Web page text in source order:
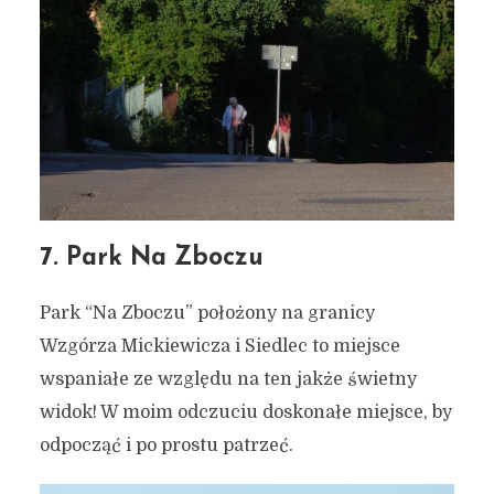
7. Park Na Zboczu
Park “Na Zboczu” położony na granicy
Wzgórza Mickiewicza i Siedlec to miejsce
wspaniałe ze względu na ten jakże świetny
widok! W moim odczuciu doskonałe miejsce, by
odpocząć i po prostu patrzeć.